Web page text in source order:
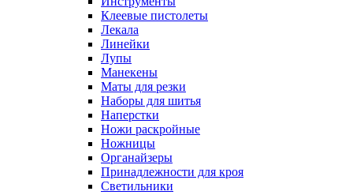
Клеевые пистолеты
Лекала
Линейки
Лупы
Манекены
Маты для резки
Наборы для шитья
Наперстки
Ножи раскройные
Ножницы
Органайзеры
Принадлежности для кроя
Светильники